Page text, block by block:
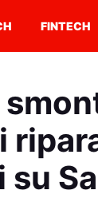
FINTECH